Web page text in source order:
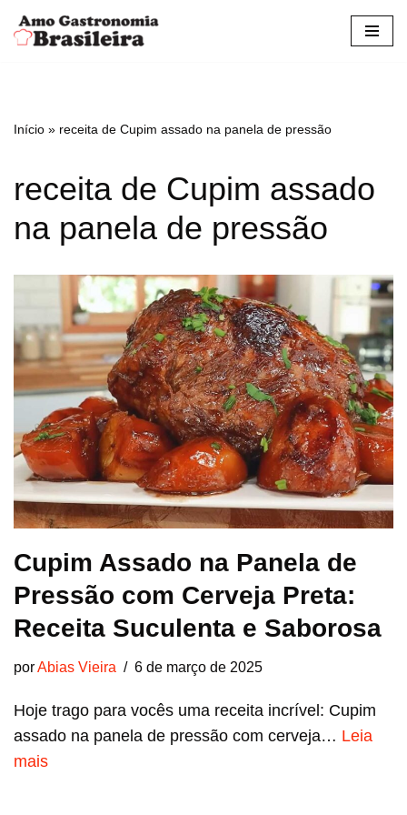
Pular
conteúdo
Início » receita de Cupim assado na panela de pressão
receita de Cupim assado
na panela de pressão
Cupim Assado na Panela de
Pressão com Cerveja Preta:
Receita Suculenta e Saborosa
porAbias Vieira 6 de março de 2025
Hoje trago para vocês uma receita incrível: Cupim
assado na panela de pressão com cerveja… Leia
mais